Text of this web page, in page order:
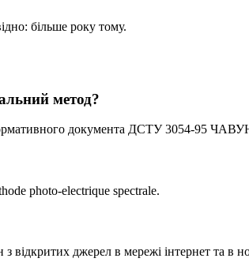
більше року тому.
метод?
документа ДСТУ 3054-95
photo-electrique spectrale.
джерел в мережі інтернет та в